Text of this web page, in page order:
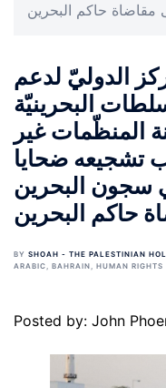
مقاضاة حاكم البحرين
الدوليّ لدعم
البحرينيّة
المنظّمات غير
تشجيعه ضحايا
سجون البحرين
حاكم البحرين
BY SHOAH - THE PALESTINIAN
ARABIC, BAHRAIN, HUMAN RIGHTS
Posted by: John